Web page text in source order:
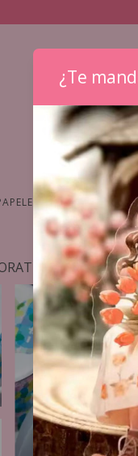
WASHIS Y
PET y
¿Te